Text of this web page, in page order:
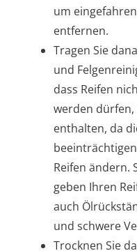
um
entfernen.
Tragen Sie
und
dass Reifen
werden
enthalten, da
Reifen ändern.
geben Ihren
auch
und schwere
Trocknen Sie